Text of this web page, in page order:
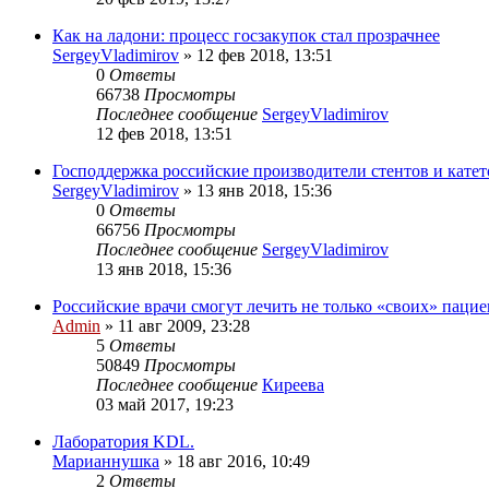
Как на ладони: процесс госзакупок стал прозрачнее
SergeyVladimirov » 12 фев 2018, 13:51
0 Ответы
66738 Просмотры
Последнее сообщение SergeyVladimirov
12 фев 2018, 13:51
Господдержка российские производители стентов и
SergeyVladimirov » 13 янв 2018, 15:36
0 Ответы
66756 Просмотры
Последнее сообщение SergeyVladimirov
13 янв 2018, 15:36
Российские врачи смогут лечить не только «своих»
Admin » 11 авг 2009, 23:28
5 Ответы
50849 Просмотры
Последнее сообщение Киреева
03 май 2017, 19:23
Лаборатория KDL.
Марианнушка » 18 авг 2016, 10:49
2 Ответы